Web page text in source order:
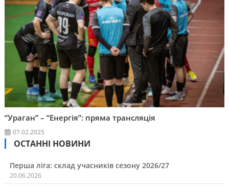
“Ураган” – “Енергія”: пряма трансляція
07.02.2025
ОСТАННІ НОВИНИ
Перша ліга: склад учасників сезону 2026/27
20.06.2026